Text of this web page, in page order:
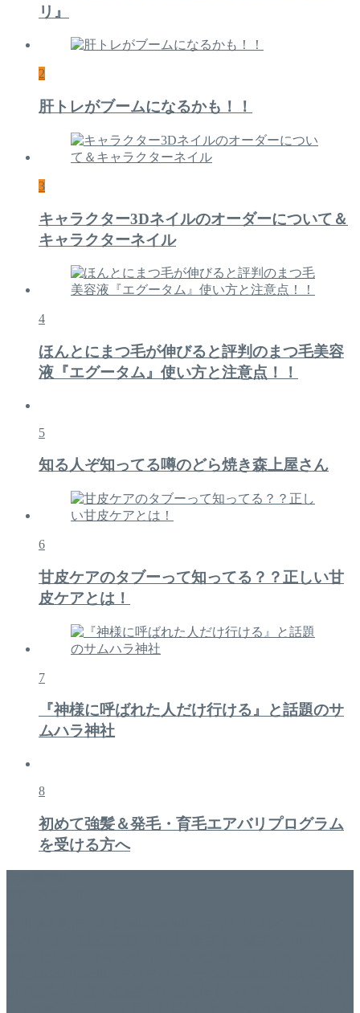
リ』
2
肝トレがブームになるかも！！
3
キャラクター3Dネイルのオーダーについて＆
キャラクターネイル
4
ほんとにまつ毛が伸びると評判のまつ毛美容
液『エグータム』使い方と注意点！！
5
知る人ぞ知ってる噂のどら焼き森上屋さん
6
甘皮ケアのタブーって知ってる？？正しい甘
皮ケアとは！
7
『神様に呼ばれた人だけ行ける』と話題のサ
ムハラ神社
8
初めて強髪＆発毛・育毛エアバリプログラム
を受ける方へ